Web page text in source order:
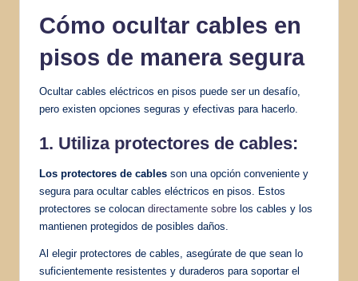
Cómo ocultar cables en
pisos de manera segura
Ocultar cables eléctricos en pisos puede ser un desafío,
pero existen opciones seguras y efectivas para hacerlo.
1. Utiliza protectores de cables:
Los protectores de cables son una opción conveniente y
segura para ocultar cables eléctricos en pisos. Estos
protectores se colocan directamente sobre los cables y los
mantienen protegidos de posibles daños.
Al elegir protectores de cables, asegúrate de que sean lo
suficientemente resistentes y duraderos para soportar el